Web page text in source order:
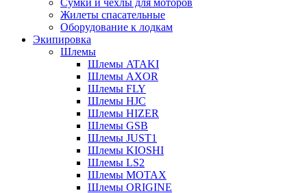
Сумки и чехлы для моторов
Жилеты спасательные
Оборудование к лодкам
Экипировка
Шлемы
Шлемы ATAKI
Шлемы AXOR
Шлемы FLY
Шлемы HJC
Шлемы HIZER
Шлемы GSB
Шлемы JUST1
Шлемы KIOSHI
Шлемы LS2
Шлемы MOTAX
Шлемы ORIGINE